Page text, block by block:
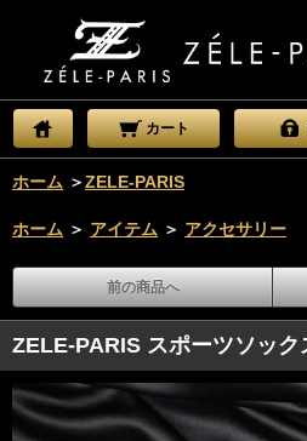
カート
ホーム ＞ZELE-PARIS
ホーム ＞ アイテム ＞ アクセサリー
前の商品へ
ZELE-PARIS スポーツソ